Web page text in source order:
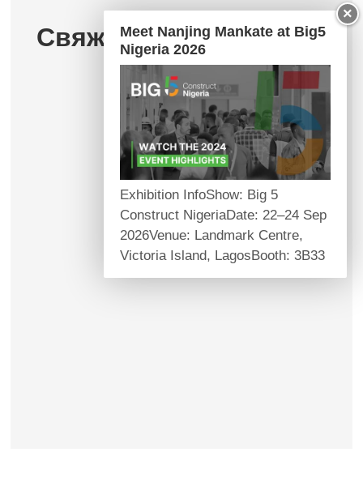
Свяжитесь с нами
×
Meet Nanjing Mankate at Big5
Nigeria 2026
Exhibition InfoShow: Big 5
Construct NigeriaDate: 22–24 Sep
2026Venue: Landmark Centre,
Victoria Island, LagosBooth: 3B33